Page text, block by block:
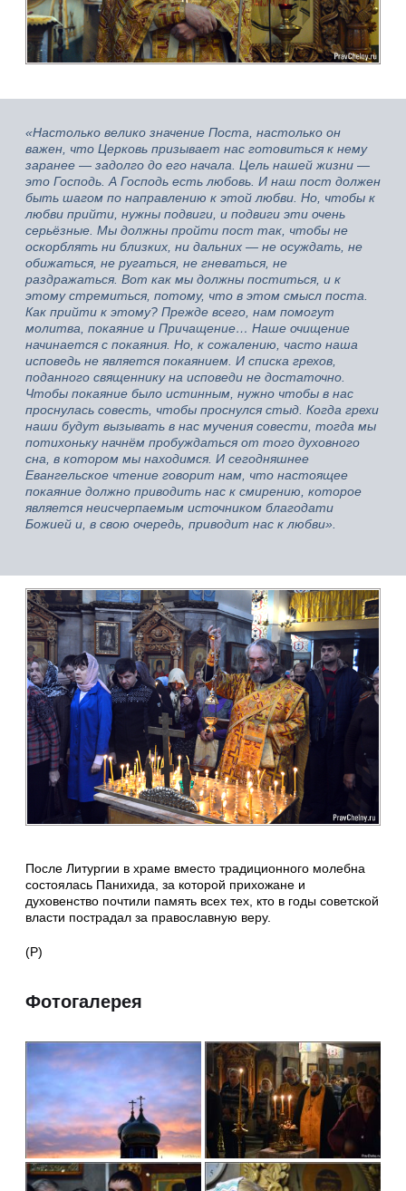
«Настолько велико значение Поста, настолько он
важен, что Церковь призывает нас готовиться к нему
заранее — задолго до его начала. Цель нашей жизни —
это Господь. А Господь есть любовь. И наш пост должен
быть шагом по направлению к этой любви. Но, чтобы к
любви прийти, нужны подвиги, и подвиги эти очень
серьёзные. Мы должны пройти пост так, чтобы не
оскорблять ни близких, ни дальних — не осуждать, не
обижаться, не ругаться, не гневаться, не
раздражаться. Вот как мы должны поститься, и к
этому стремиться, потому, что в этом смысл поста.
Как прийти к этому? Прежде всего, нам помогут
молитва, покаяние и Причащение… Наше очищение
начинается с покаяния. Но, к сожалению, часто наша
исповедь не является покаянием. И списка грехов,
поданного священнику на исповеди не достаточно.
Чтобы покаяние было истинным, нужно чтобы в нас
проснулась совесть, чтобы проснулся стыд. Когда грехи
наши будут вызывать в нас мучения совести, тогда мы
потихоньку начнём пробуждаться от того духовного
сна, в котором мы находимся. И сегодняшнее
Евангельское чтение говорит нам, что настоящее
покаяние должно приводить нас к смирению, которое
является неисчерпаемым источником благодати
Божией и, в свою очередь, приводит нас к любви».
После Литургии в храме вместо традиционного молебна
состоялась Панихида, за которой прихожане и
духовенство почтили память всех тех, кто в годы советской
власти пострадал за православную веру.
(Р)
Фотогалерея